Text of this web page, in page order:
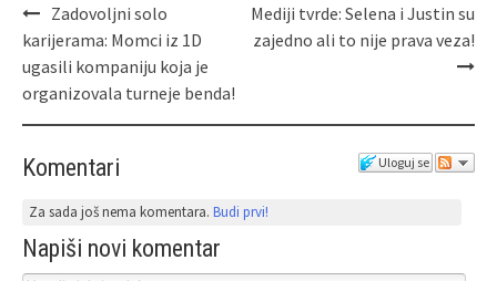
Zadovoljni solo
karijerama: Momci iz 1D
ugasili kompaniju koja je
organizovala turneje benda!
Mediji tvrde: Selena i Justin su
zajedno ali to nije prava veza!
Uloguj se
Komentari
Za sada još nema komentara.Budi prvi!
Napiši novi komentar